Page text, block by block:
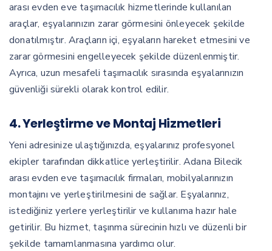
arası evden eve taşımacılık hizmetlerinde kullanılan
araçlar, eşyalarınızın zarar görmesini önleyecek şekilde
donatılmıştır. Araçların içi, eşyaların hareket etmesini ve
zarar görmesini engelleyecek şekilde düzenlenmiştir.
Ayrıca, uzun mesafeli taşımacılık sırasında eşyalarınızın
güvenliği sürekli olarak kontrol edilir.
4.Yerleştirme ve Montaj Hizmetleri
Yeni adresinize ulaştığınızda, eşyalarınız profesyonel
ekipler tarafından dikkatlice yerleştirilir. Adana Bilecik
arası evden eve taşımacılık firmaları, mobilyalarınızın
montajını ve yerleştirilmesini de sağlar. Eşyalarınız,
istediğiniz yerlere yerleştirilir ve kullanıma hazır hale
getirilir. Bu hizmet, taşınma sürecinin hızlı ve düzenli bir
şekilde tamamlanmasına yardımcı olur.